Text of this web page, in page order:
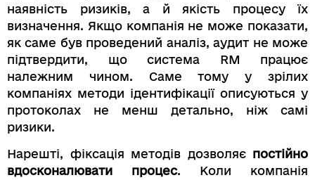
наявність ризиків, а й якість процесу їх
визначення. Якщо компанія не може показати,
як саме був проведений аналіз, аудит не може
підтвердити, що система RM працює
належним чином. Саме тому у зрілих
компаніях методи ідентифікації описуються у
протоколах не менш детально, ніж самі
ризики.
Нарешті, фіксація методів дозволяє постійно
вдосконалювати процес. Коли компанія